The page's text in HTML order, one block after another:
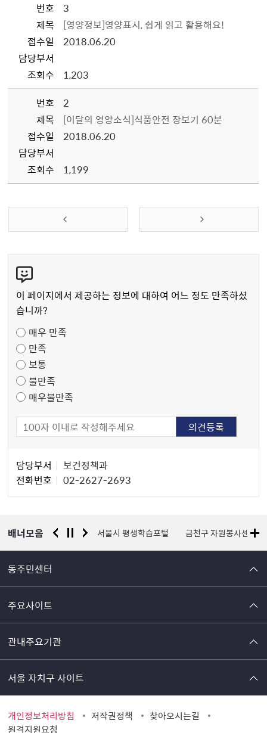
번호
3
제목
[영양정보]영양표시, 쉽게 읽고 활용해요!
접수일
2018.06.20
담당부서
조회수
1,203
번호
2
제목
[이달의 영양소식]식품안전 장보기 60분
접수일
2018.06.20
담당부서
조회수
1,199
텐
츠
만
도
조
사
이 페이지에서 제공하는 정보에 대하여 어느 정도 만족하셨
습니까?
매우 만족
만족
보통
불만족
매우불만족
자
담당부서
보건정책과
전화번호
02-2627-2693
배너모음
경찰청 유실물 통합포털 서울시 평생학습포털 금천구 자원봉사센터
동주민센터
주요사이트
관내주요기관
서울 자치구 사이트
개인정보처리방침 저작권정책
찾아오시는길
원격지원요청